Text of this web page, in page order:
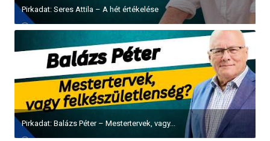
Pirkadat: Seres Attila – A hét értékelése
Pirkadat: Balázs Péter – Mestertervek, vagy...